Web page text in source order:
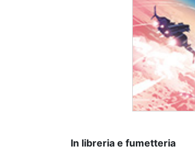
In libreria e fumetteria